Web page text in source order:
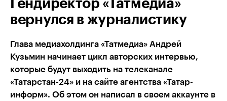
Гендиректор «Татмедиа»
вернулся в журналистику
Глава медиахолдинга «Татмедиа» Андрей
Кузьмин начинает цикл авторских интервью,
которые будут выходить на телеканале
«Татарстан-24» и на сайте агентства «Татар-
информ». Об этом он написал в своем аккаунте в